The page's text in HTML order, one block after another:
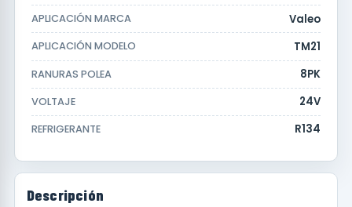
APLICACIÓN MARCA Valeo
APLICACIÓN MODELO TM21
RANURAS POLEA 8PK
VOLTAJE 24V
REFRIGERANTE R134
Descripción